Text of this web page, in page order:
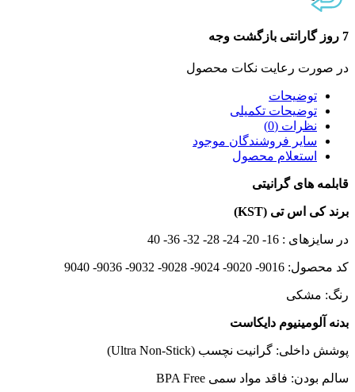
7 روز گارانتی بازگشت وجه
در صورت رعایت نکات محصول
توضیحات
توضیحات تکمیلی
نظرات (0)
سایر فروشندگان موجود
استعلام محصول
قابلمه های گرانیتی
برند کی اس تی (KST)
در سایزهای : 16- 20- 24- 28- 32- 36- 40
کد محصول: 9016- 9020- 9024- 9028- 9032- 9036- 9040
رنگ: مشکی
بدنه آلومینیوم دایکاست
پوشش داخلی: گرانیت نچسب (Ultra Non-Stick)
سالم بودن: فاقد مواد سمی BPA Free